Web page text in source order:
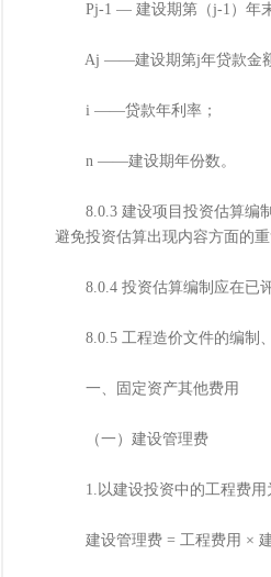
Pj-1 — 建设期第（j-1）年末
Aj ——建设期第j年贷款金
i ——贷款年利率；
n ——建设期年份数。
8.0.3 建设项目投资估算编制
避免投资估算出现内容方面的
8.0.4 投资估算编制应在已评
8.0.5 工程造价文件的编制、
一、固定资产其他费用
（一）建设管理费
1.以建设投资中的工程费用
建设管理费 = 工程费用 ×